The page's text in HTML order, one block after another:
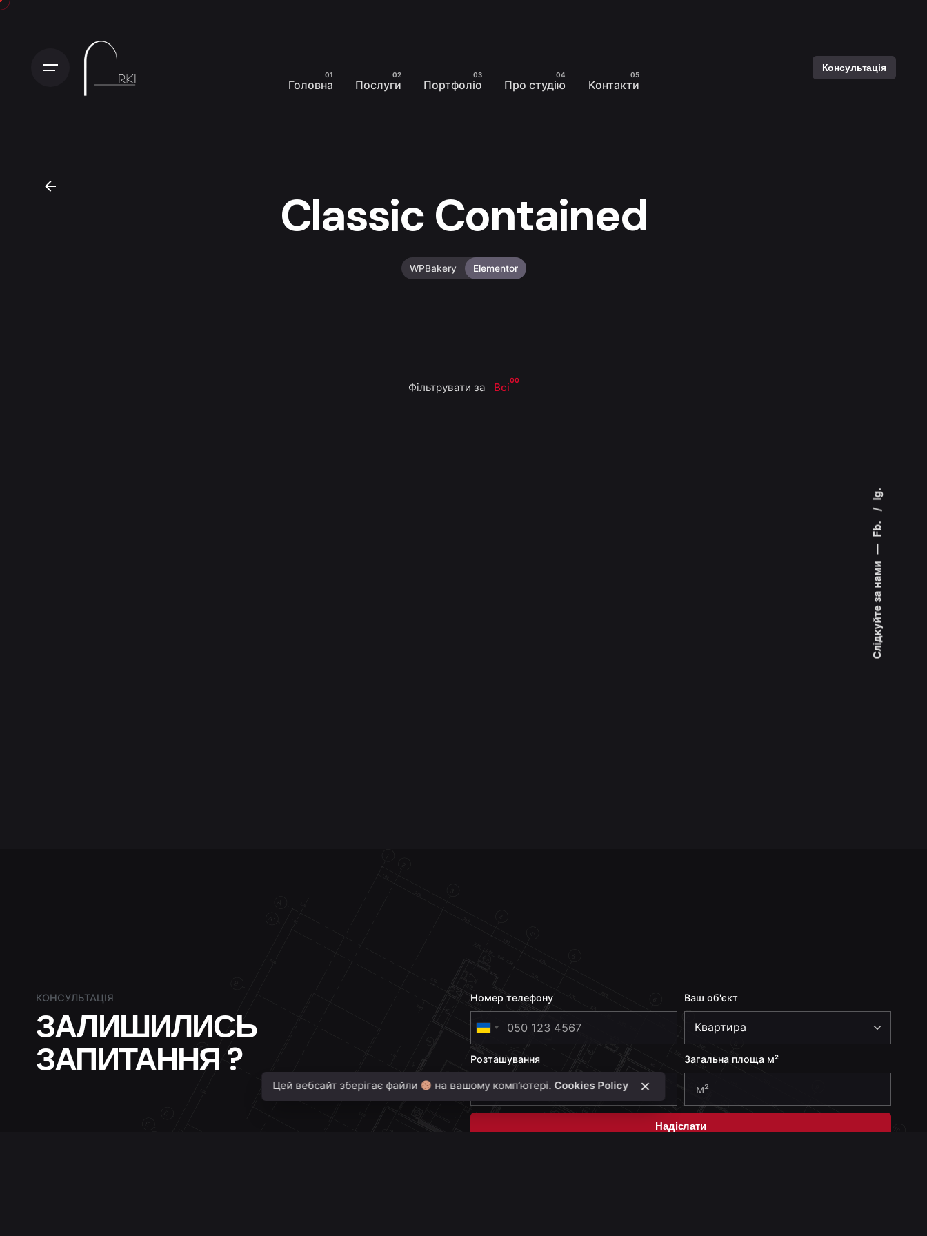
Слідкуйте за нами
Fb.
Ig.
Головна Послуги Портфоліо Про студію Контакти
Консультація
Classic Contained
WPBakery Elementor
Фільтрувати за Всі
00
КОНСУЛЬТАЦІЯ
ЗАЛИШИЛИСЬ
ЗАПИТАННЯ ?
Номер телефону
U
k
r
a
i
n
e
Ваш об'єкт
Розташування Загальна площа м²
Надіслати
Цей вебсайт зберігає файли на вашому комп’ютері. Cookies Policy